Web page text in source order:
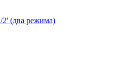
(два режима)